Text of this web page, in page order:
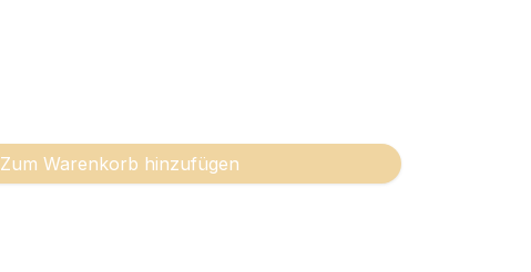
Zum Warenkorb hinzufügen